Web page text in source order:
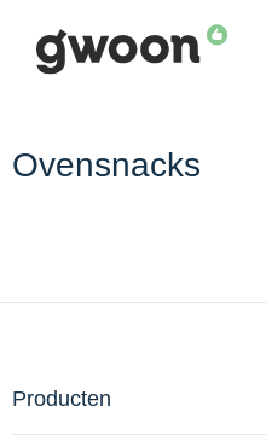
Ovensnacks
Producten